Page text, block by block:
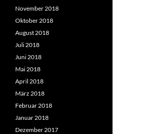
November 2018
Oktober 2018
August 2018
Juli 2018
Juni 2018
Mai 2018
April 2018
März 2018
Februar 2018
Januar 2018
Dezember 2017